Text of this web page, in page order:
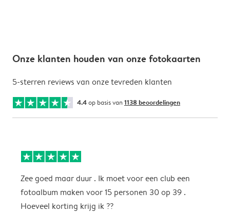
Onze klanten houden van onze fotokaarten
5-sterren reviews van onze tevreden klanten
4.4op basis van 1138 beoordelingen
Zee goed maar duur . Ik moet voor een club een
fotoalbum maken voor 15 personen 30 op 39 .
Hoeveel korting krijg ik ??